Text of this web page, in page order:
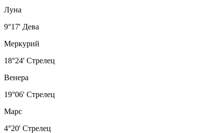
Луна
9°17' Дева
Меркурий
18°24' Стрелец
Венера
19°06' Стрелец
Марс
4°20' Стрелец